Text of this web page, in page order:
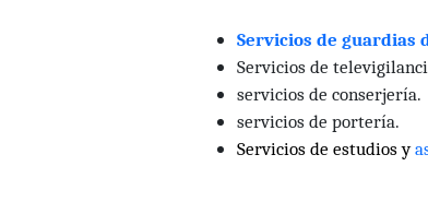
Servicios de guardias
Servicios de
servicios de conserjería.
servicios de portería.
Servicios de estudios y